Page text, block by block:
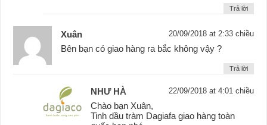
Trả lời
Xuân 20/09/2018 at 2:33 chiều
Bên bạn có giao hàng ra bắc không vậy ?
Trả lời
NHƯ HÀ 22/09/2018 at 4:01 chiều
Chào bạn Xuân,
Tinh dầu tràm Dagiafa giao hàng toàn